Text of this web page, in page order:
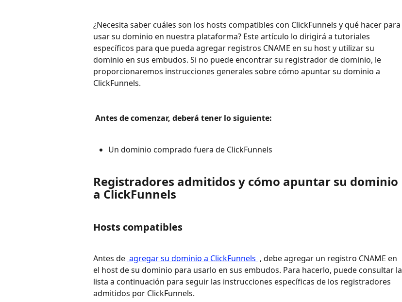
¿Necesita saber cuáles son los hosts compatibles con ClickFunnels y qué hacer para
usar su dominio en nuestra plataforma? Este artículo lo dirigirá a tutoriales
específicos para que pueda agregar registros CNAME en su host y utilizar su
dominio en sus embudos. Si no puede encontrar su registrador de dominio, le
proporcionaremos instrucciones generales sobre cómo apuntar su dominio a
ClickFunnels.
Antes de comenzar, deberá tener lo siguiente:
Un dominio comprado fuera de ClickFunnels
Registradores admitidos y cómo apuntar su dominio
a ClickFunnels
Hosts compatibles
Antes de agregar su dominio a ClickFunnels , debe agregar un registro CNAME en
el host de su dominio para usarlo en sus embudos. Para hacerlo, puede consultar la
lista a continuación para seguir las instrucciones específicas de los registradores
admitidos por ClickFunnels.